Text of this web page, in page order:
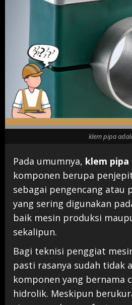
klem pipa
Pada umumnya, klem pipa
komponen berupa
sebagai pengencang atau
yang sering digunakan
baik mesin produksi
sekalipun.
Bagi teknisi penggiat
pasti rasanya sudah tidak
komponen yang bernama
hidrolik. Meskipun